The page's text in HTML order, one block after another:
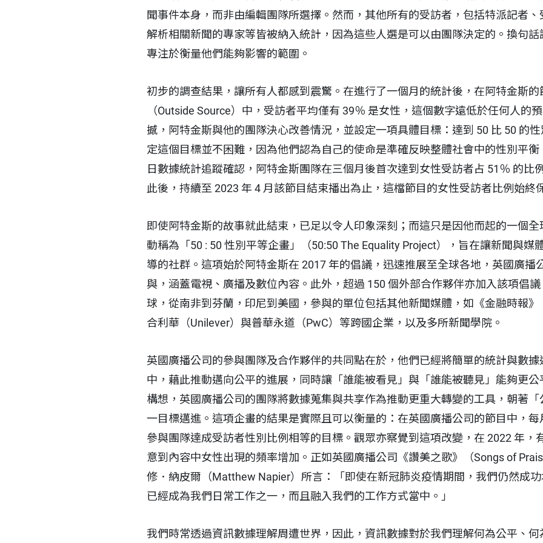
聞事件本身，而非由編輯團隊所選擇。然而，其他所有的受訪者，包括特派記者
解析相關新聞的專家等皆被納入統計，因為這些人選是可以由團隊決定的。換句
專注於衡量他們能夠影響的範圍。
初步的調查結果，讓所有人都感到震驚。在進行了一個月的統計後，在阿特金斯
（Outside Source）中，受訪者平均僅有 39％ 是女性，這個數字遠低於任何人的
撼，阿特金斯與他的團隊決心改善情況，並設定一項具體目標：達到 50 比 50 的
定這個目標並不困難，因為他們認為自己的使命是準確反映整體社會中的性別平
日數據統計追蹤確認，阿特金斯團隊在三個月後首次達到女性受訪者占 51％ 的比
此後，持續至 2023 年 4 月該節目結束播出為止，這檔節目的女性受訪者比例始終
即使阿特金斯的故事就此結束，已足以令人印象深刻；而這只是因他而起的一個
動稱為「50 : 50 性別平等企畫」（50:50 The Equality Project），旨在讓新聞與媒
導的社群。這項始於阿特金斯在 2017 年的倡議，迅速推展至全球各地，英國廣播
與，涵蓋電視、廣播及數位內容。此外，超過 150 個外部合作夥伴亦加入該項倡
球，從南非到芬蘭，印尼到美國，參與的單位包括其他新聞媒體，如《金融時報
合利華（Unilever）與普華永道（PwC）等跨國企業，以及多所新聞學院。
英國廣播公司的參與團隊及合作夥伴的共同點在於，他們已經將簡單的統計與數
中，藉此推動邁向公平的進展，同時讓「誰能被看見」與「誰能被聽見」能夠更
構想，英國廣播公司的團隊將數據蒐集與共享作為推動更重大轉變的工具，朝著
一目標邁進。這項企畫的結果是實際且可以衡量的：在英國廣播公司的節目中，每
參與團隊達成受訪者性別比例相等的目標。觀眾亦察覺到這項改變，在 2022 年，
意到內容中女性出現的頻率增加。正如英國廣播公司《讚美之歌》（Songs of
修．納皮爾（Matthew Napier）所言：「即使在新冠肺炎疫情期間，我們仍然成
已經成為我們日常工作之一，而且融入我們的工作方式當中。」
我們時常透過資訊數據理解周遭世界，因此，資訊數據對於我們理解何為公平、